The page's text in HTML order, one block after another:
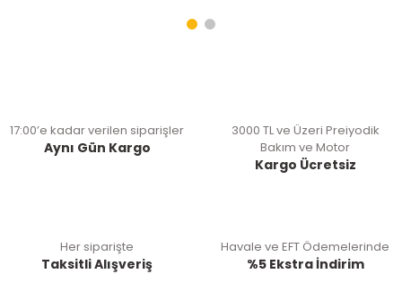
17:00’e kadar verilen siparişler
Aynı Gün Kargo
3000 TL ve Üzeri Preiyodik
Bakım ve Motor
Kargo Ücretsiz
Her siparişte
Taksitli Alışveriş
Havale ve EFT Ödemelerinde
%5 Ekstra İndirim